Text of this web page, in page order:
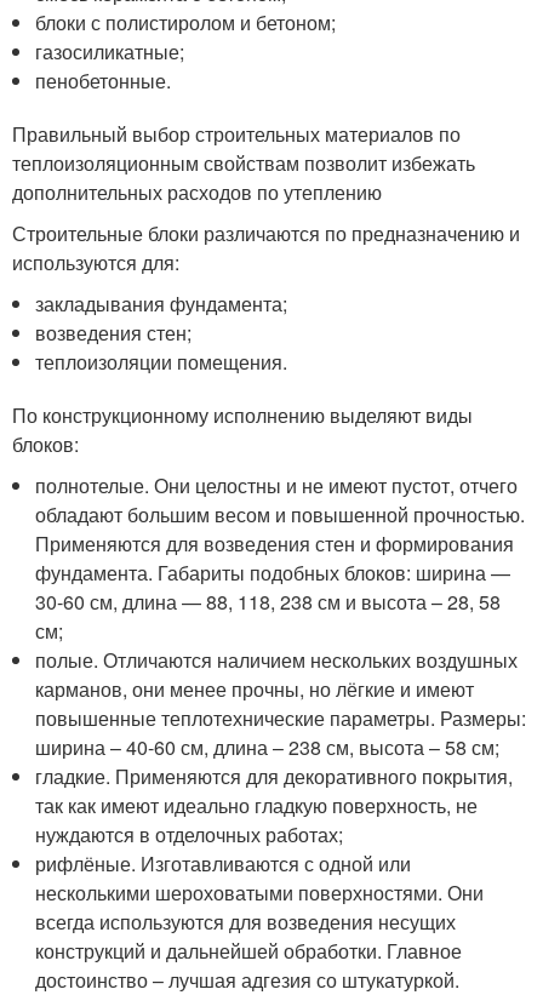
блоки с полистиролом и бетоном;
газосиликатные;
пенобетонные.
Правильный выбор строительных материалов по
теплоизоляционным свойствам позволит избежать
дополнительных расходов по утеплению
Строительные блоки различаются по предназначению и
используются для:
закладывания фундамента;
возведения стен;
теплоизоляции помещения.
По конструкционному исполнению выделяют виды
блоков:
полнотелые. Они целостны и не имеют пустот, отчего
обладают большим весом и повышенной прочностью.
Применяются для возведения стен и формирования
фундамента. Габариты подобных блоков: ширина —
30-60 см, длина — 88, 118, 238 см и высота – 28, 58
см;
полые. Отличаются наличием нескольких воздушных
карманов, они менее прочны, но лёгкие и имеют
повышенные теплотехнические параметры. Размеры:
ширина – 40-60 см, длина – 238 см, высота – 58 см;
гладкие. Применяются для декоративного покрытия,
так как имеют идеально гладкую поверхность, не
нуждаются в отделочных работах;
рифлёные. Изготавливаются с одной или
несколькими шероховатыми поверхностями. Они
всегда используются для возведения несущих
конструкций и дальнейшей обработки. Главное
достоинство – лучшая адгезия со штукатуркой.